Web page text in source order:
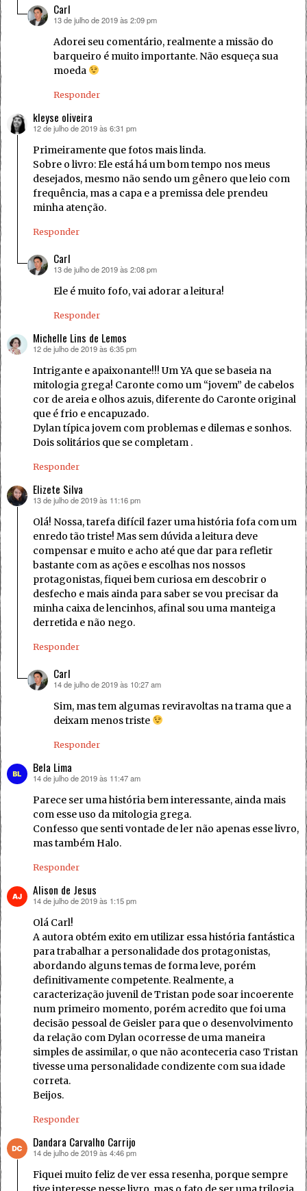
Carl
disse:
13 de julho de 2019 às 2:09 pm
Adorei seu comentário, realmente a missão do
barqueiro é muito importante. Não esqueça sua
moeda
Responder
kleyse oliveira
disse:
12 de julho de 2019 às 6:31 pm
Primeiramente que fotos mais linda.
Sobre o livro: Ele está há um bom tempo nos meus
desejados, mesmo não sendo um gênero que leio com
frequência, mas a capa e a premissa dele prendeu
minha atenção.
Responder
Carl
disse:
13 de julho de 2019 às 2:08 pm
Ele é muito fofo, vai adorar a leitura!
Responder
Michelle Lins de Lemos
disse:
12 de julho de 2019 às 6:35 pm
Intrigante e apaixonante!!! Um YA que se baseia na
mitologia grega! Caronte como um “jovem” de cabelos
cor de areia e olhos azuis, diferente do Caronte original
que é frio e encapuzado.
Dylan típica jovem com problemas e dilemas e sonhos.
Dois solitários que se completam .
Responder
Elizete Silva
disse:
13 de julho de 2019 às 11:16 pm
Olá! Nossa, tarefa difícil fazer uma história fofa com um
enredo tão triste! Mas sem dúvida a leitura deve
compensar e muito e acho até que dar para refletir
bastante com as ações e escolhas nos nossos
protagonistas, fiquei bem curiosa em descobrir o
desfecho e mais ainda para saber se vou precisar da
minha caixa de lencinhos, afinal sou uma manteiga
derretida e não nego.
Responder
Carl
disse:
14 de julho de 2019 às 10:27 am
Sim, mas tem algumas reviravoltas na trama que a
deixam menos triste
Responder
Bela Lima
disse:
14 de julho de 2019 às 11:47 am
Parece ser uma história bem interessante, ainda mais
com esse uso da mitologia grega.
Confesso que senti vontade de ler não apenas esse livro,
mas também Halo.
Responder
Alison de Jesus
disse:
14 de julho de 2019 às 1:15 pm
Olá Carl!
A autora obtém exito em utilizar essa história fantástica
para trabalhar a personalidade dos protagonistas,
abordando alguns temas de forma leve, porém
definitivamente competente. Realmente, a
caracterização juvenil de Tristan pode soar incoerente
num primeiro momento, porém acredito que foi uma
decisão pessoal de Geisler para que o desenvolvimento
da relação com Dylan ocorresse de uma maneira
simples de assimilar, o que não aconteceria caso Tristan
tivesse uma personalidade condizente com sua idade
correta.
Beijos.
Responder
Dandara Carvalho Carrijo
disse:
14 de julho de 2019 às 4:46 pm
Fiquei muito feliz de ver essa resenha, porque sempre